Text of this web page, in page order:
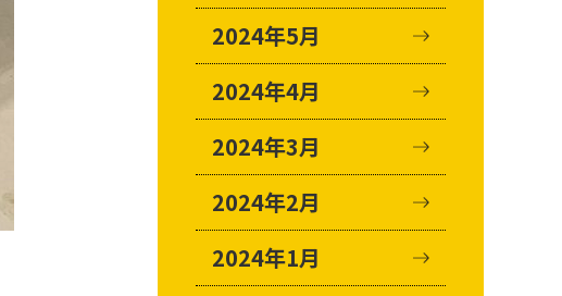
2024年5月
2024年4月
2024年3月
2024年2月
2024年1月